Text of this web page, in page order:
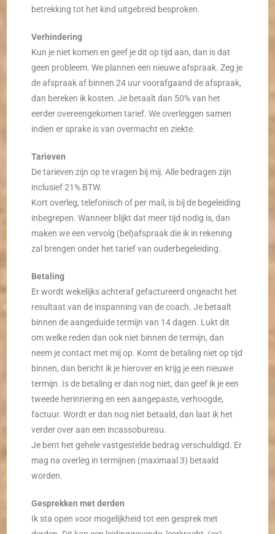
betrekking tot het kind uitgebreid besproken.
Verhindering
Kun je niet komen en geef je dit op tijd aan, dan is dat
geen probleem. We plannen een nieuwe afspraak. Zeg je
de afspraak af binnen 24 uur voorafgaand de afspraak,
dan bereken ik kosten. Je betaalt dan 50% van het
eerder overeengekomen tarief. We overleggen samen
indien er sprake is van overmacht en ziekte.
Tarieven
De tarieven zijn op te vragen bij mij. Alle bedragen zijn
inclusief 21% BTW.
Kort overleg, telefonisch of per mail, is bij de begeleiding
inbegrepen. Wanneer blijkt dat meer tijd nodig is, dan
maken we een vervolg (bel)afspraak die ik in rekening
zal brengen onder het tarief van ouderbegeleiding.
Betaling
Er wordt wekelijks achteraf gefactureerd ongeacht het
resultaat van de inspanning van de coach. Je betaalt
binnen de aangeduide termijn van 14 dagen. Lukt dit
om welke reden dan ook niet binnen de termijn, dan
neem je contact met mij op. Komt de betaling niet op tijd
binnen, dan bericht ik je hierover en krijg je een nieuwe
termijn. Is de betaling er dan nog niet, dan geef ik je een
tweede herinnering en een aangepaste, verhoogde,
factuur. Wordt er dan nog niet betaald, dan laat ik het
verder over aan een incassobureau.
Je bent het gehele vastgestelde bedrag verschuldigd. Er
mag na overleg in termijnen (maximaal 3) betaald
worden.
Gesprekken met derden
Ik sta open voor mogelijkheid tot een gesprek met